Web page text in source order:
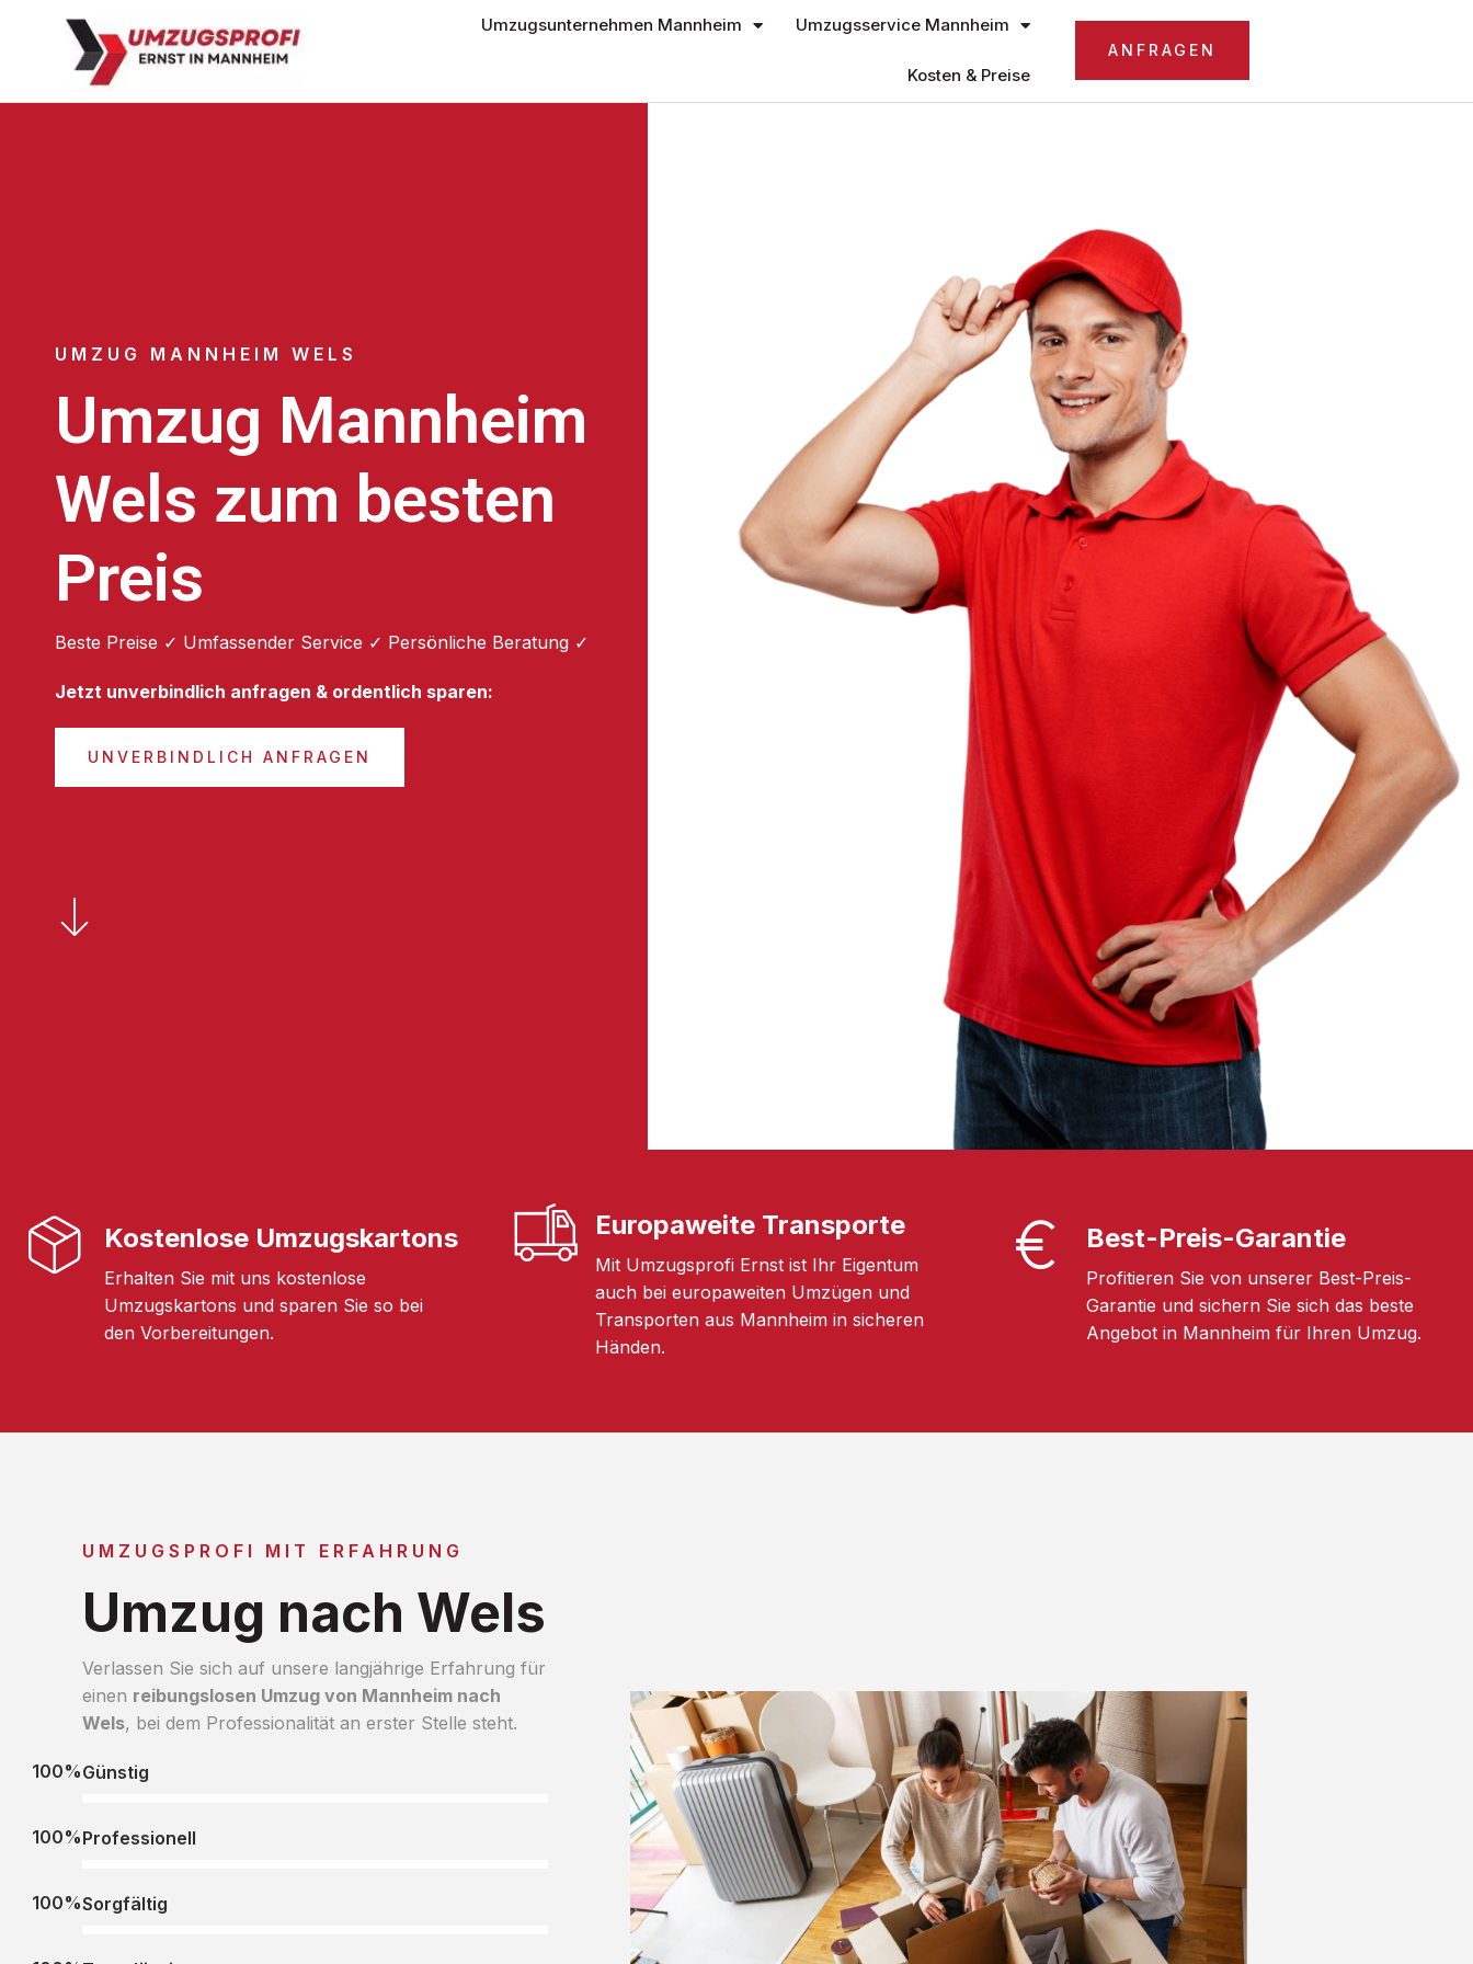
Umzugsunternehmen Mannheim Umzugsservice Mannheim
Kosten & Preise
ANFRAGEN
UMZUG MANNHEIM WELS
Umzug Mannheim
Wels zum besten
Preis
Beste Preise ✓ Umfassender Service ✓ Persönliche Beratung ✓
Jetzt unverbindlich anfragen & ordentlich sparen:
UNVERBINDLICH ANFRAGEN
Kostenlose Umzugskartons
Erhalten Sie mit uns kostenlose
Umzugskartons und sparen Sie so bei
den Vorbereitungen.
Europaweite Transporte
Mit Umzugsprofi Ernst ist Ihr Eigentum
auch bei europaweiten Umzügen und
Transporten aus Mannheim in sicheren
Händen.
Best-Preis-Garantie
Profitieren Sie von unserer Best-Preis-
Garantie und sichern Sie sich das beste
Angebot in Mannheim für Ihren Umzug.
UMZUGSPROFI MIT ERFAHRUNG
Umzug nach Wels
Verlassen Sie sich auf unsere langjährige Erfahrung für
einen reibungslosen Umzug von Mannheim nach
Wels, bei dem Professionalität an erster Stelle steht.
Günstig
100%
Professionell
100%
Sorgfältig
100%